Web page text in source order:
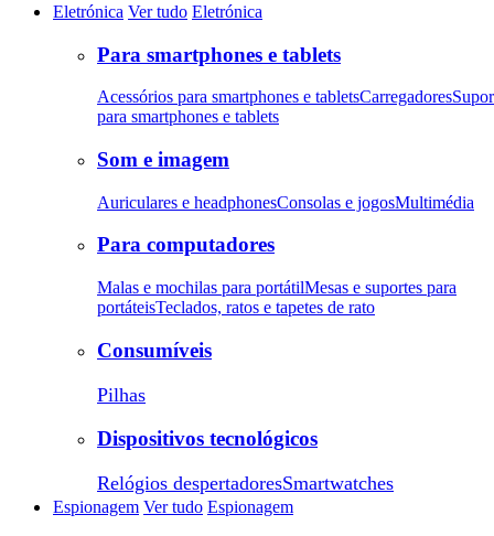
Eletrónica Ver tudo Eletrónica
Para smartphones e tablets
Acessórios para smartphones e tabletsCarregadores
para smartphones e tablets
Som e imagem
Auriculares e headphonesConsolas e jogosMultimédia
Para computadores
Malas e mochilas para portátilMesas e suportes para
portáteisTeclados, ratos e tapetes de rato
Consumíveis
Pilhas
Dispositivos tecnológicos
Relógios despertadoresSmartwatches
Espionagem Ver tudo Espionagem